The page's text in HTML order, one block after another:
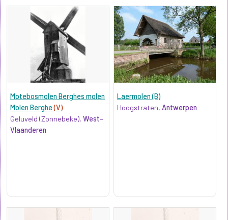
Motebosmolen Berghes molen
Molen Berghe(V)
Geluveld (Zonnebeke), West-
Vlaanderen
Laermolen (B)
Hoogstraten,Antwerpen